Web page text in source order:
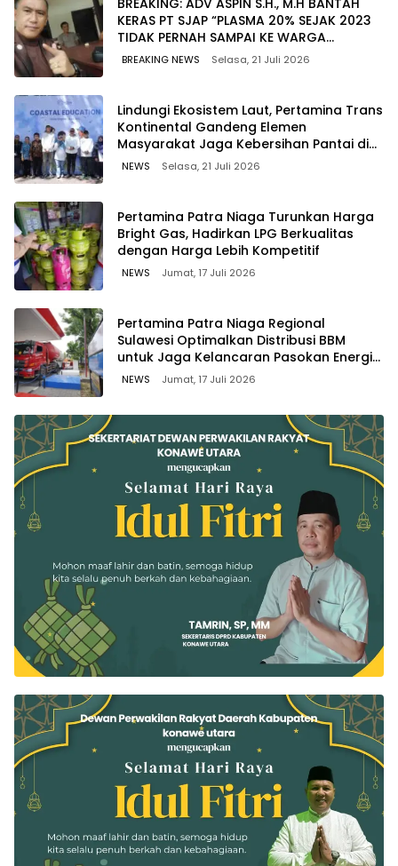
BREAKING: ADV ASPIN S.H., M.H BANTAH
KERAS PT SJAP “PLASMA 20% SEJAK 2023
TIDAK PERNAH SAMPAI KE WARGA
WAWOONE!
BREAKING NEWS Selasa, 21 Juli 2026
Lindungi Ekosistem Laut, Pertamina Trans
Kontinental Gandeng Elemen
Masyarakat Jaga Kebersihan Pantai di
Bitung, Sulawesi
NEWS Selasa, 21 Juli 2026
Pertamina Patra Niaga Turunkan Harga
Bright Gas, Hadirkan LPG Berkualitas
dengan Harga Lebih Kompetitif
NEWS Jumat, 17 Juli 2026
Pertamina Patra Niaga Regional
Sulawesi Optimalkan Distribusi BBM
untuk Jaga Kelancaran Pasokan Energi
di Seluruh Wilayah Sulawesi
NEWS Jumat, 17 Juli 2026